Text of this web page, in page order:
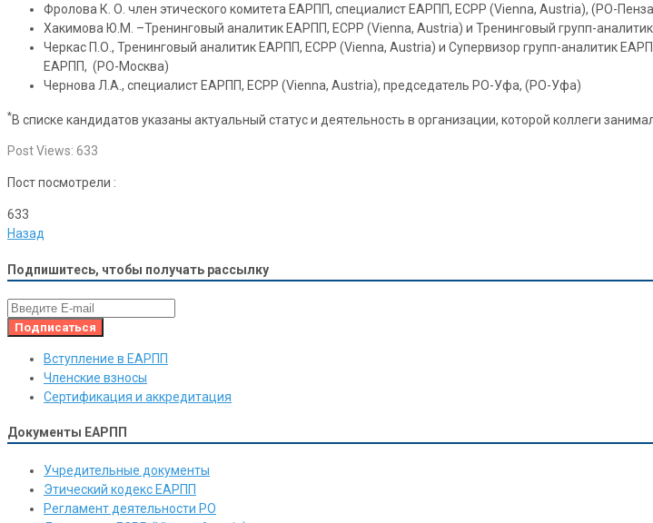
Фролова К. О. член этического комитета ЕАРПП, специалист ЕАРПП, ECPP (Vienna, Austria), (РО-
Хакимова Ю.М. –Тренинговый аналитик ЕАРПП, ЕСРР (Vienna, Austria) и Тренинговый групп-
Черкас П.О., Тренинговый аналитик ЕАРПП, ЕСРР (Vienna, Austria) и Супервизор групп-аналитик
ЕАРПП, (РО-Москва)
Чернова Л.А., специалист ЕАРПП, ЕСРР (Vienna, Austria), председатель РО-Уфа, (РО-Уфа)
*В списке кандидатов указаны актуальный статус и деятельность в организации, которой коллеги
Post Views: 633
Пост посмотрели :
633
Назад
Подпишитесь, чтобы получать рассылку
Вступление в ЕАРПП
Членские взносы
Сертификация и аккредитация
Документы ЕАРПП
Учредительные документы
Этический кодекс ЕАРПП
Регламент деятельности РО